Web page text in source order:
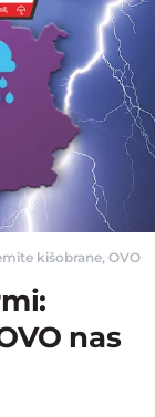
kišobrane, OVO
nas